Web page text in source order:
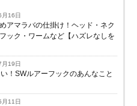
16日
アマラバの仕掛け！ヘッド・ネク
ック・ワームなど【ハズレなしを
19日
！SWルアーフックのあんなこと
11日